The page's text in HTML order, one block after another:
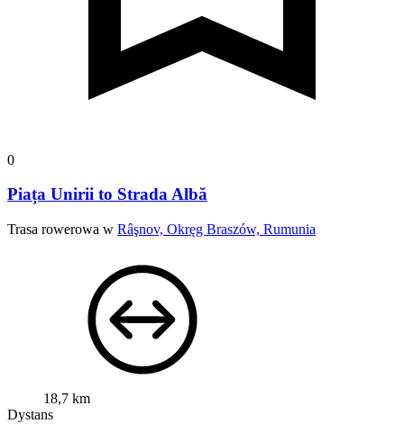
0
Piața Unirii to Strada Albă
Trasa rowerowa w Râşnov, Okręg Braszów, Rumunia
18,7 km
Dystans